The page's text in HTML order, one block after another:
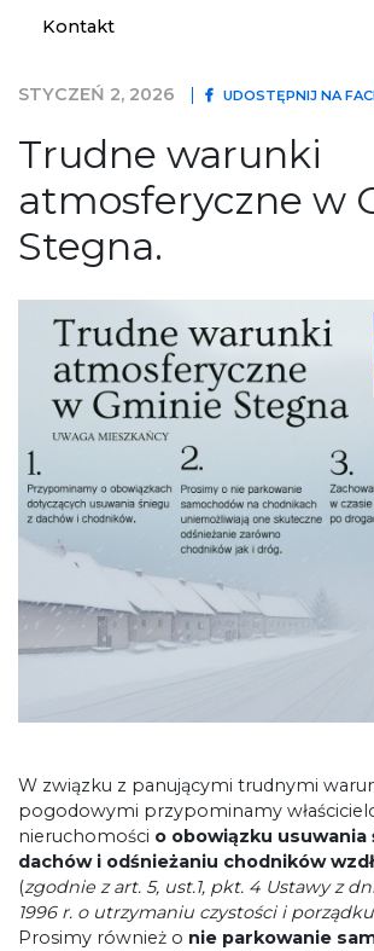
Kontakt
STYCZEŃ 2, 2026 UDOSTĘPNIJ NA
Trudne warunki
atmosferyczne w
Stegna.
W związku z panującymi trudnymi
pogodowymi przypominamy
nieruchomości o obowiązku usuwania
dachów i odśnieżaniu chodników
(zgodnie z art. 5, ust.1, pkt. 4 Ustawy z
1996 r. o utrzymaniu czystości i
Prosimy również o nie parkowanie